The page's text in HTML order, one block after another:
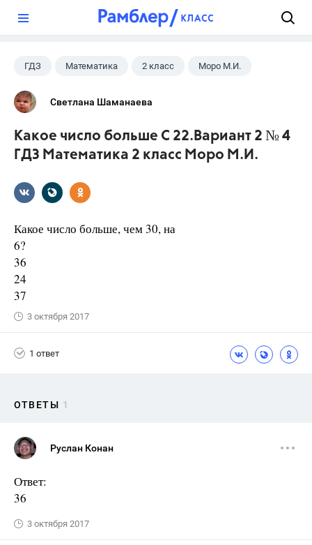
ГДЗ Математика 2 класс Моро М.И.
Светлана Шаманаева
Какое число больше С 22.Вариант 2 № 4
ГДЗ Математика 2 класс Моро М.И.
Какое число больше, чем 30, на
6?
36
24
37
3 октября 2017
1 ответ
ОТВЕТЫ 1
Руслан Конан
Ответ:
36
3 октября 2017